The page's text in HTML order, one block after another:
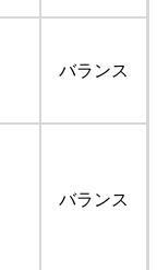
バランス
バランス